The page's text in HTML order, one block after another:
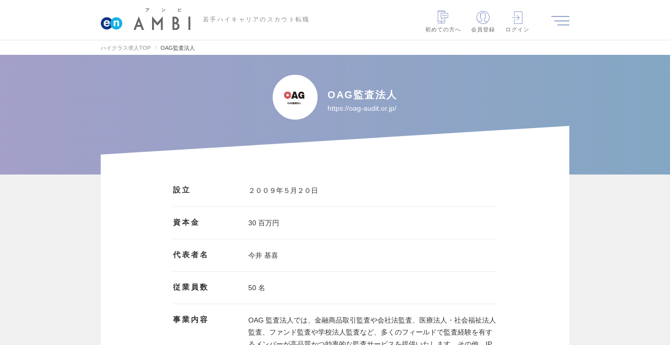
若手ハイキャリアのスカウト転職
初めての方へ
会員登録 ログイン
ハイクラス求人TOP OAG監査法人
OAG監査法人
https://oag-audit.or.jp/
設立 ２００９年５月２０日
資本金 30 百万円
代表者名 今井 基喜
従業員数 50 名
事業内容
OAG 監査法人では、金融商品取引監査や会社法監査、医療法人・社会福祉法人
監査、ファンド監査や学校法人監査など、多くのフィールドで監査経験を有す